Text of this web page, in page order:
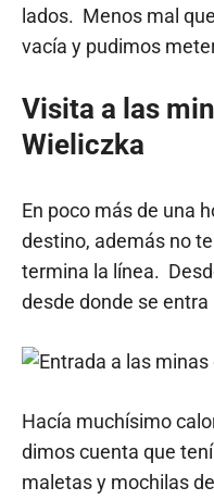
lados. Menos mal
vacía y pudimos
Visita a las
Wieliczka
En poco más de una
destino, además no
termina la línea.
desde donde se
Hacía muchísimo
dimos cuenta que
maletas y mochilas